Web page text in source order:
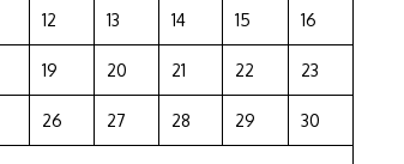
12 13 14 15 16
19 20 21 22 23
26 27 28 29 30